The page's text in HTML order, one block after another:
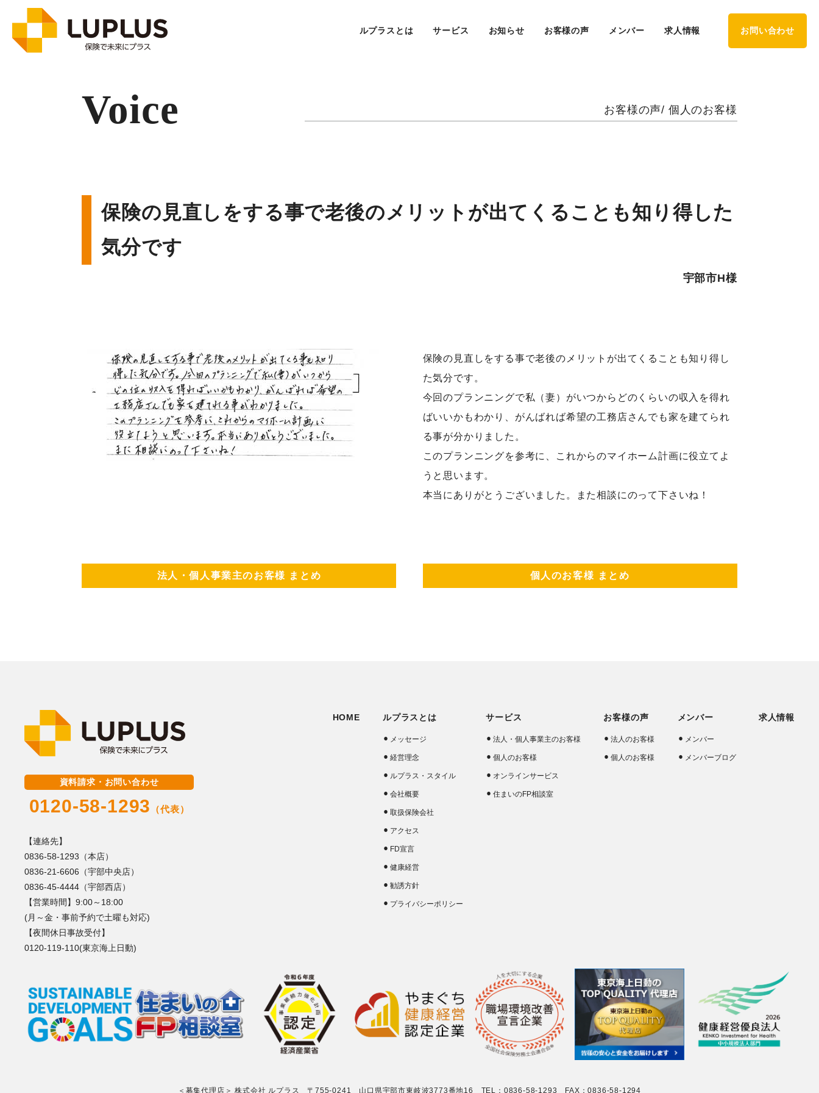
ルプラスとは サービス お知らせ お客様の声 メンバー 求人情報 お問い合わせ
Voice お客様の声/ 個人のお客様
保険の見直しをする事で老後のメリットが出てくることも知り得した
気分です
宇部市H様
保険の見直しをする事で老後のメリットが出てくることも知り得し
た気分です。
今回のプランニングで私（妻）がいつからどのくらいの収入を得れ
ばいいかもわかり、がんばれば希望の工務店さんでも家を建てられ
る事が分かりました。
このプランニングを参考に、これからのマイホーム計画に役立てよ
うと思います。
本当にありがとうございました。また相談にのって下さいね！
法人・個人事業主のお客様 まとめ 個人のお客様 まとめ
資料請求・お問い合わせ
0120-58-1293 （代表）
【連絡先】
0836-58-1293（本店）
0836-21-6606（宇部中央店）
0836-45-4444（宇部西店）
【営業時間】9:00～18:00
(月～金・事前予約で土曜も対応)
【夜間休日事故受付】
0120-119-110(東京海上日動)
HOME ルプラスとは
メッセージ
経営理念
ルプラス・スタイル
会社概要
取扱保険会社
アクセス
FD宣言
健康経営
勧誘方針
プライバシーポリシー
サービス
法人・個人事業主のお客様
個人のお客様
オンラインサービス
住まいのFP相談室
お客様の声
法人のお客様
個人のお客様
メンバー
メンバー
メンバーブログ
求人情報
＜募集代理店＞ 株式会社 ルプラス 〒755-0241 山口県宇部市東岐波3773番地16 TEL：0836-58-1293 FAX：0836-58-1294